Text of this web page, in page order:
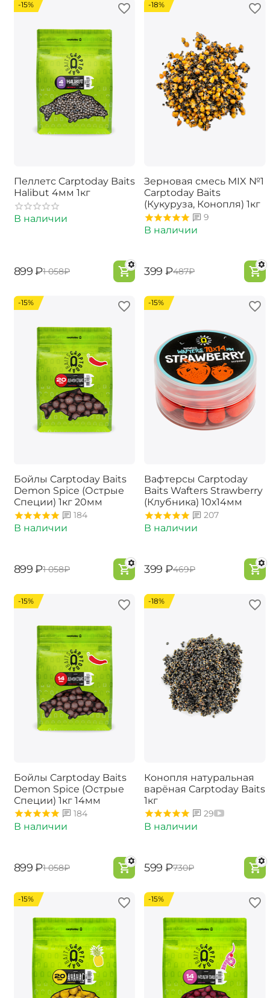
-15%
Пеллетс Carptoday Baits
Halibut 4мм 1кг
В наличии
‍899‍ ₽‍1 058‍₽
-18%
Зерновая смесь MIX №1
Carptoday Baits
(Кукуруза, Конопля) 1кг
9
В наличии
‍399‍ ₽‍487‍₽
-15%
Бойлы Carptoday Baits
Demon Spice (Острые
Специи) 1кг 20мм
184
В наличии
‍899‍ ₽‍1 058‍₽
-15%
Вафтерсы Carptoday
Baits Wafters Strawberry
(Клубника) 10х14мм
207
В наличии
‍399‍ ₽‍469‍₽
-15%
Бойлы Carptoday Baits
Demon Spice (Острые
Специи) 1кг 14мм
184
В наличии
‍899‍ ₽‍1 058‍₽
-18%
Конопля натуральная
варёная Carptoday Baits
1кг
29
В наличии
‍599‍ ₽‍730‍₽
-15% -15%